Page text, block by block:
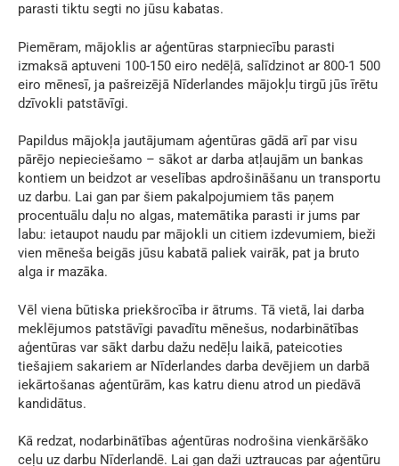
parasti tiktu segti no jūsu kabatas.
Piemēram, mājoklis ar aģentūras starpniecību parasti
izmaksā aptuveni 100-150 eiro nedēļā, salīdzinot ar 800-1 500
eiro mēnesī, ja pašreizējā Nīderlandes mājokļu tirgū jūs īrētu
dzīvokli patstāvīgi.
Papildus mājokļa jautājumam aģentūras gādā arī par visu
pārējo nepieciešamo – sākot ar darba atļaujām un bankas
kontiem un beidzot ar veselības apdrošināšanu un transportu
uz darbu. Lai gan par šiem pakalpojumiem tās paņem
procentuālu daļu no algas, matemātika parasti ir jums par
labu: ietaupot naudu par mājokli un citiem izdevumiem, bieži
vien mēneša beigās jūsu kabatā paliek vairāk, pat ja bruto
alga ir mazāka.
Vēl viena būtiska priekšrocība ir ātrums. Tā vietā, lai darba
meklējumos patstāvīgi pavadītu mēnešus, nodarbinātības
aģentūras var sākt darbu dažu nedēļu laikā, pateicoties
tiešajiem sakariem ar Nīderlandes darba devējiem un darbā
iekārtošanas aģentūrām, kas katru dienu atrod un piedāvā
kandidātus.
Kā redzat, nodarbinātības aģentūras nodrošina vienkāršāko
ceļu uz darbu Nīderlandē. Lai gan daži uztraucas par aģentūru